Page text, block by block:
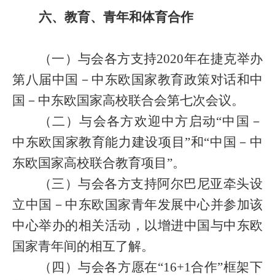
六、教育、青年和体育合作
（一）与会各方支持2020年在捷克举办
第八届中国－中东欧国家教育政策对话和中
国－中东欧国家高校联合会第七次会议。
（二）与会各方欢迎中方启动“中国－
中东欧国家教育能力建设项目”和“中国－中
东欧国家高校联合教育项目”。
（三）与会各方支持阿尔巴尼亚牵头设
立中国－中东欧国家青年发展中心并参加该
中心举办的相关活动，以增进中国与中东欧
国家青年间的相互了解。
（四）与会各方愿在“16+1合作”框架下